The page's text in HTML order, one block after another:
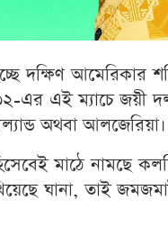
দক্ষিণ আমেরিকার
এর এই ম্যাচে জয়ী
অথবা আলজেরিয়া।
মাঠে নামছে
ঘানা, তাই